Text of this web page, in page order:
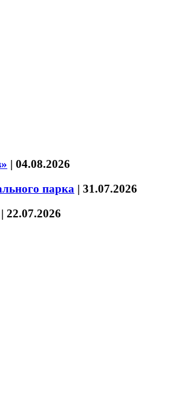
| 04.08.2026
парка | 31.07.2026
| 22.07.2026